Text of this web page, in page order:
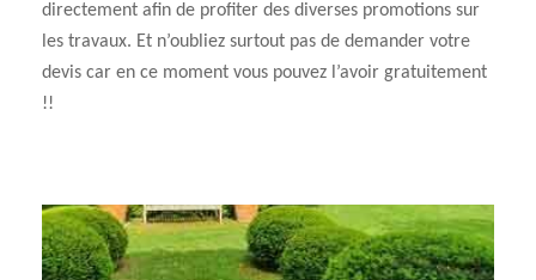
directement afin de profiter des diverses promotions sur
les travaux. Et n’oubliez surtout pas de demander votre
devis car en ce moment vous pouvez l’avoir gratuitement
!!